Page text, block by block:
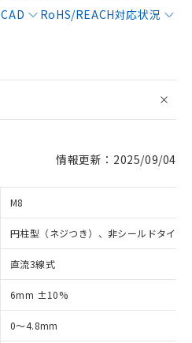
CAD
RoHS/REACH対応状況
情報更新：2025/09/04
M8
円柱型（ネジつき）、非シールドタイプ
直流3線式
6mm ±10%
0～4.8mm